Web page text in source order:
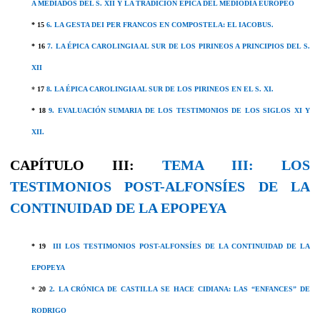
A MEDIADOS DEL S. XII Y LA TRADICIÓN ÉPICA DEL MEDIODÍA EUROPEO
* 15 6. LA GESTA DEI PER FRANCOS EN COMPOSTELA: EL IACOBUS.
* 167. LA ÉPICA CAROLINGIA AL SUR DE LOS PIRINEOS A PRINCIPIOS DEL S.
XII
* 17 8. LA ÉPICA CAROLINGIA AL SUR DE LOS PIRINEOS EN EL S. XI.
* 18 9. EVALUACIÓN SUMARIA DE LOS TESTIMONIOS DE LOS SIGLOS XI Y
XII.
CAPÍTULO III: TEMA III: LOS
TESTIMONIOS POST-ALFONSÍES DE LA
CONTINUIDAD DE LA EPOPEYA
* 19 III LOS TESTIMONIOS POST-ALFONSÍES DE LA CONTINUIDAD DE LA
EPOPEYA
* 20 2. LA CRÓNICA DE CASTILLA SE HACE CIDIANA: LAS “ENFANCES” DE
RODRIGO